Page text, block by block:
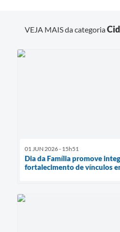
VEJA MAIS da categoria
01 JUN 2026 - 15h51
Dia da Família promove
fortalecimento de vínculos